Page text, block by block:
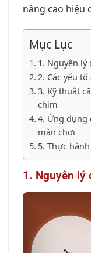
nâng cao hiệu
Mục Lục
1. Nguyên
2. Các yếu
3. Kỹ thuật
chim
4. Ứng dụng
màn chơi
5. Thực
1. Nguyên lý